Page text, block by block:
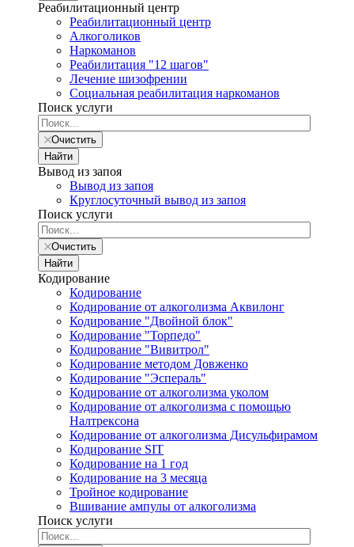
Реабилитационный центр
Реабилитационный центр
Алкоголиков
Наркоманов
Реабилитация "12 шагов"
Лечение шизофрении
Социальная реабилитация наркоманов
Поиск услуги
Очистить
Найти
Вывод из запоя
Вывод из запоя
Круглосуточный вывод из запоя
Поиск услуги
Очистить
Найти
Кодирование
Кодирование
Кодирование от алкоголизма Аквилонг
Кодирование "Двойной блок"
Кодирование "Торпедо"
Кодирование "Вивитрол"
Кодирование методом Довженко
Кодирование "Эспераль"
Кодирование от алкоголизма уколом
Кодирование от алкоголизма с помощью
Налтрексона
Кодирование от алкоголизма Дисульфирамом
Кодирование SIT
Кодирование на 1 год
Кодирование на 3 месяца
Тройное кодирование
Вшивание ампулы от алкоголизма
Поиск услуги